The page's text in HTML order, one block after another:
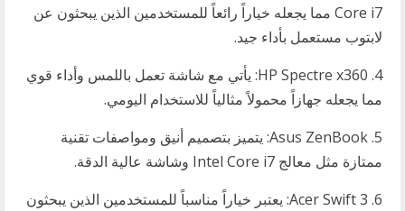
Core i7 مما يجعله خياراً رائعاً للمستخدمين الذين يبحثون عن
لابتوب مستعمل بأداء جيد.
4. HP Spectre x360: يأتي مع شاشة تعمل باللمس وأداء قوي
مما يجعله جهازاً محمولاً مثالياً للاستخدام اليومي.
5. Asus ZenBook: يتميز بتصميم أنيق ومواصفات تقنية
ممتازة مثل معالج Intel Core i7 وشاشة عالية الدقة.
6. Acer Swift 3: يعتبر خياراً مناسباً للمستخدمين الذين يبحثون